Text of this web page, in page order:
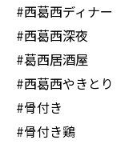
#西葛西ディナー
#西葛西深夜
#葛西居酒屋
#西葛西やきとり
#骨付き
#骨付き鶏